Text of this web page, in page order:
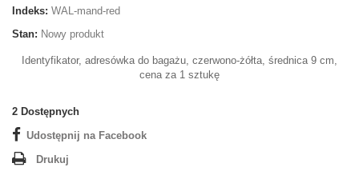
Indeks: WAL-mand-red
Stan: Nowy produkt
Identyfikator, adresówka do bagażu, czerwono-żółta, średnica 9 cm,
cena za 1 sztukę
2 Dostępnych
Udostępnij na Facebook
Drukuj